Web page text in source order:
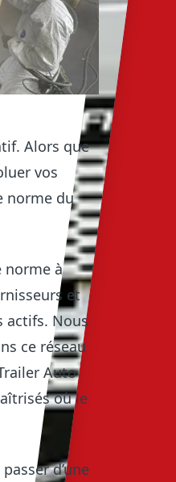
Alors que
vos
norme du
norme à
et
actifs. Nous
ce réseau
Auto
où le
d’une